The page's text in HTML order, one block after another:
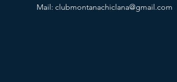
Mail: clubmontanachiclana@gmail.com